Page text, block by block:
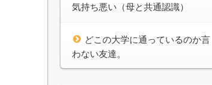
気持ち悪い（母と共通認識）
どこの大学に通っているのか言
わない友達。